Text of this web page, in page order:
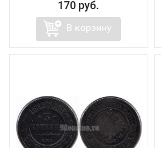
170 руб.
В корзину